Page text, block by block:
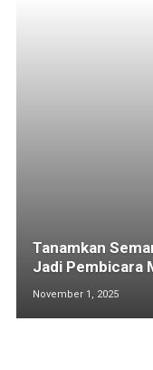
Tanamkan
Jadi Pembicara
November 1, 2025